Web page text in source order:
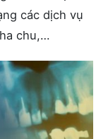
các dịch vụ
chu,…